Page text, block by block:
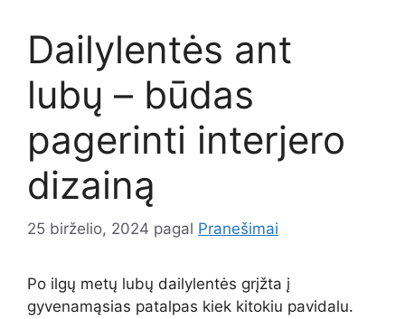
Dailylentės ant
lubų – būdas
pagerinti interjero
dizainą
25 birželio, 2024 pagal Pranešimai
Po ilgų metų lubų dailylentės grįžta į
gyvenamąsias patalpas kiek kitokiu pavidalu.